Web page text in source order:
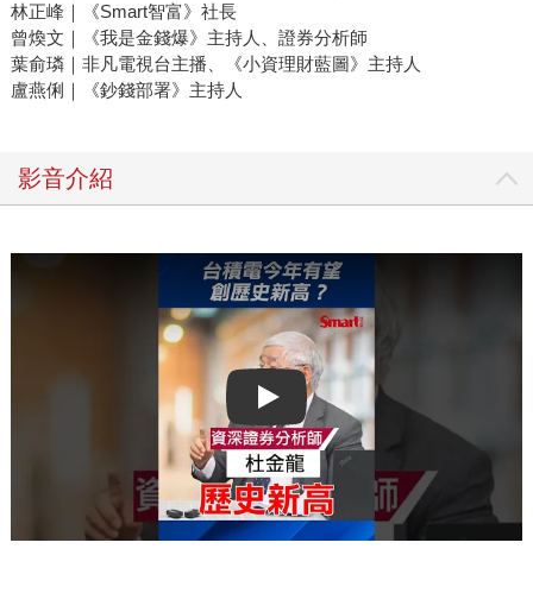
林正峰｜《Smart智富》社長
曾煥文｜《我是金錢爆》主持人、證券分析師
葉俞璘｜非凡電視台主播、《小資理財藍圖》主持人
盧燕俐｜《鈔錢部署》主持人
影音介紹
Play video